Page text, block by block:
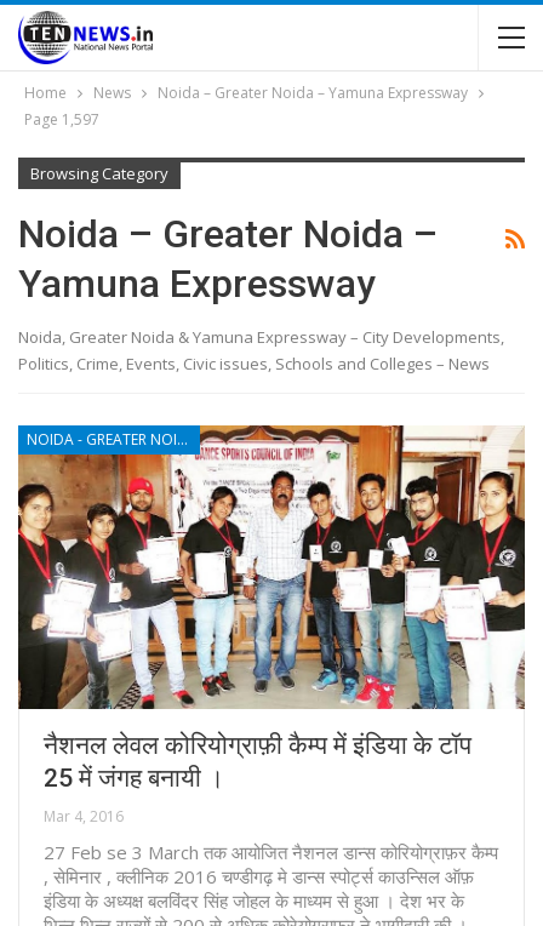
Home News
Noida – Greater Noida – Yamuna Expressway
Page 1,597
Browsing Category
Noida – Greater Noida –
Yamuna Expressway
Noida, Greater Noida & Yamuna Expressway – City Developments,
Politics, Crime, Events, Civic issues, Schools and Colleges – News
NOIDA - GREATER NOIDA - YAMUNA EXPRESSWAY
नैशनल लेवल कोरियोग्राफ़ी कैम्प में इंडिया के टॉप
25 में जंगह बनायी ।
Mar 4, 2016
27 Feb se 3 March तक आयोजित नैशनल डान्स कोरियोग्राफ़र कैम्प
, सेमिनार , क्लीनिक 2016 चण्डीगढ़ मे डान्स स्पोर्ट्स काउन्सिल ऑफ़
इंडिया के अध्यक्ष बलविंदर सिंह जोहल के माध्यम से हुआ । देश भर के